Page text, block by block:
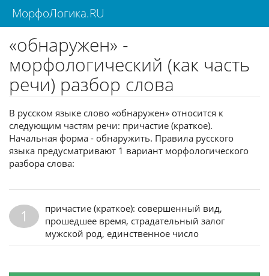
МорфоЛогика.RU
«обнаружен» -
морфологический (как часть
речи) разбор слова
В русском языке слово «обнаружен» относится к
следующим частям речи: причастие (краткое).
Начальная форма - обнаружить. Правила русского
языка предусматривают 1 вариант морфологического
разбора слова:
1
причастие (краткое): совершенный вид,
прошедшее время, страдательный залог
мужской род, единственное число